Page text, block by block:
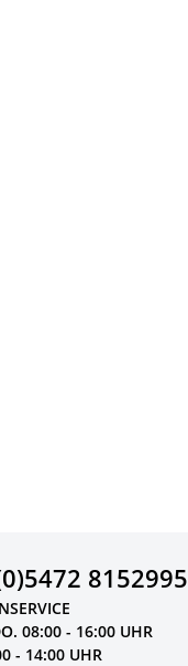
8152995
08:00 - 16:00 UHR
- 14:00 UHR